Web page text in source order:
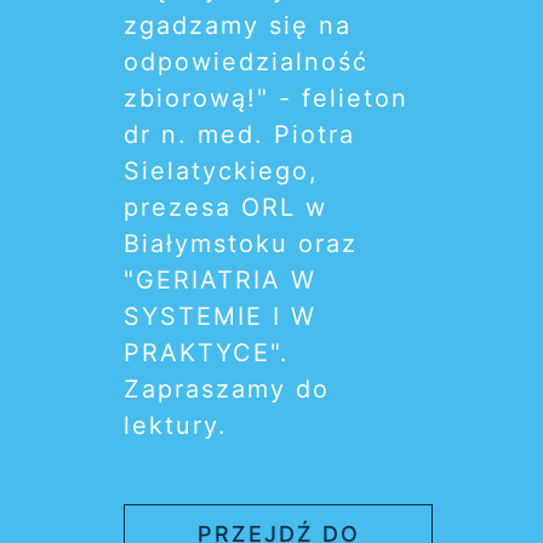
zgadzamy się na
odpowiedzialność
zbiorową!" - felieton
dr n. med. Piotra
Sielatyckiego,
prezesa ORL w
Białymstoku oraz
"GERIATRIA W
SYSTEMIE I W
PRAKTYCE".
Zapraszamy do
lektury.
PRZEJDŹ DO